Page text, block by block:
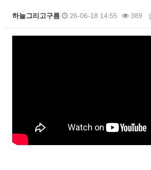
하늘그리고구름 26-06-18 14:55 389